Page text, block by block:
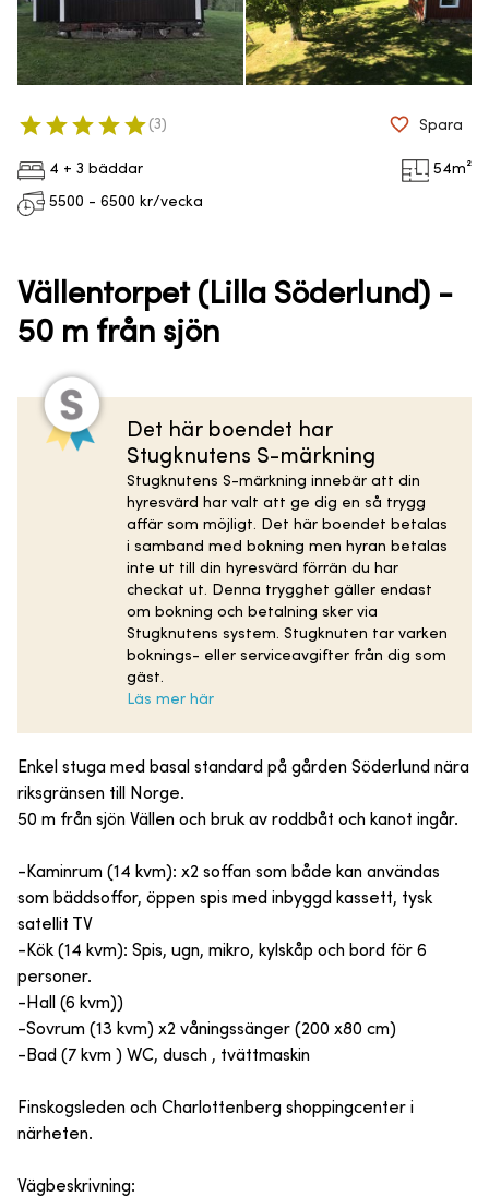
4 + 3 bäddar 54m²
5500 - 6500 kr/vecka
(3 ) Spara
Vällentorpet (Lilla Söderlund) -
50 m från sjön
Det här boendet har
Stugknutens S-märkning
Stugknutens S-märkning innebär att din
hyresvärd har valt att ge dig en så trygg
affär som möjligt. Det här boendet betalas
i samband med bokning men hyran betalas
inte ut till din hyresvärd förrän du har
checkat ut. Denna trygghet gäller endast
om bokning och betalning sker via
Stugknutens system. Stugknuten tar varken
boknings- eller serviceavgifter från dig som
gäst.
Läs mer här
Enkel stuga med basal standard på gården Söderlund nära
riksgränsen till Norge.
50 m från sjön Vällen och bruk av roddbåt och kanot ingår.
-Kaminrum (14 kvm): x2 soffan som både kan användas
som bäddsoffor, öppen spis med inbyggd kassett, tysk
satellit TV
-Kök (14 kvm): Spis, ugn, mikro, kylskåp och bord för 6
personer.
-Hall (6 kvm))
-Sovrum (13 kvm) x2 våningssänger (200 x80 cm)
-Bad (7 kvm ) WC, dusch , tvättmaskin
Finskogsleden och Charlottenberg shoppingcenter i
närheten.
Vägbeskrivning: